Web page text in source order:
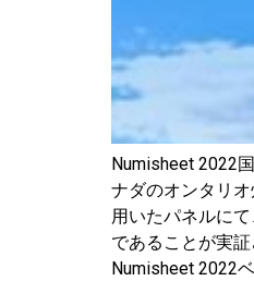
Numisheet 2022
ナダのオンタリ
用いたパネルに
であることが実
Numisheet 2022